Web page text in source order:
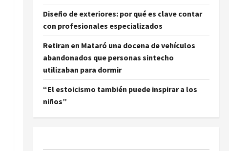
Diseño de exteriores: por qué es clave contar
con profesionales especializados
Retiran en Mataró una docena de vehículos
abandonados que personas sintecho
utilizaban para dormir
“El estoicismo también puede inspirar a los
niños”